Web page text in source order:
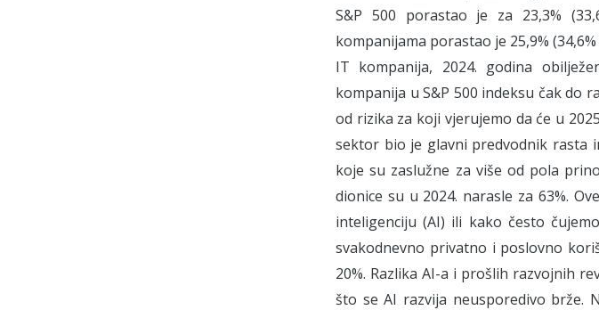
S&P 500 porastao je za 23,3%
kompanijama porastao je 25,9%
IT kompanija, 2024. godina
kompanija u S&P 500 indeksu čak do
od rizika za koji vjerujemo da će u
sektor bio je glavni predvodnik rasta
koje su zaslužne za više od pola
dionice su u 2024. narasle za 63%.
inteligenciju (AI) ili kako često
svakodnevno privatno i poslovno
20%. Razlika AI-a i prošlih razvojnih
što se AI razvija neusporedivo brže.